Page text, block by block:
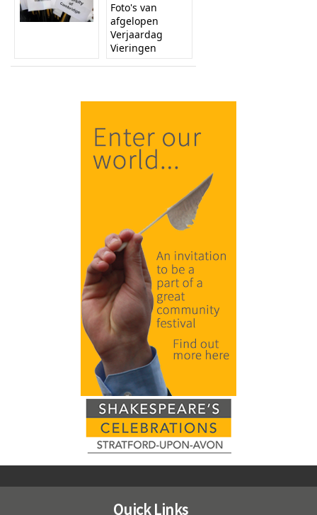
Foto's van
afgelopen
Verjaardag
Vieringen
Quick Links